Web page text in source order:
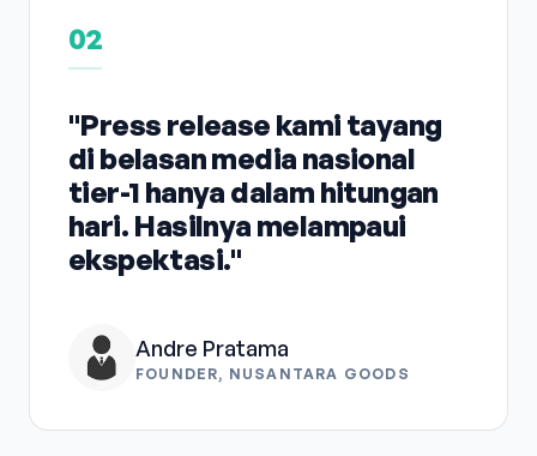
02
"Press release kami tayang
di belasan media nasional
tier-1 hanya dalam hitungan
hari. Hasilnya melampaui
ekspektasi."
Andre Pratama
FOUNDER, NUSANTARA GOODS